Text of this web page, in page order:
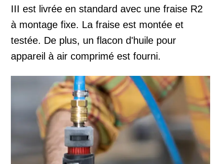
III est livrée en standard avec une fraise R2
à montage fixe. La fraise est montée et
testée. De plus, un flacon d'huile pour
appareil à air comprimé est fourni.